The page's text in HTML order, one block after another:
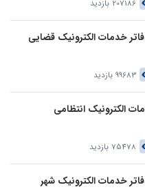
207186 بازدید
خدمات الکترونیک قضایی
99683 بازدید
الکترونیک انتظامی
75478 بازدید
خدمات الکترونیک شهر